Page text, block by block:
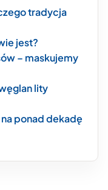
tradycja
jest?
– maskujemy
lity
ponad dekadę